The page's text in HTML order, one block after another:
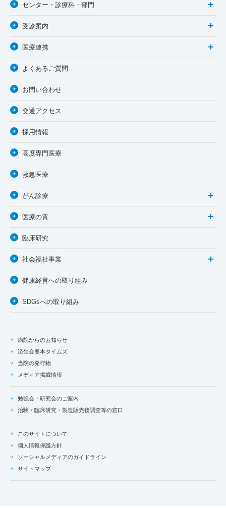
病院からのお知らせ
済生会熊本タイムズ
当院の発行物
メディア掲載情報
勉強会・研究会のご案内
治験・臨床研究・製造販売後調査等の窓口
このサイトについて
個人情報保護方針
ソーシャルメディアのガイドライン
サイトマップ
センター・診療科・部門
受診案内
医療連携
よくあるご質問
お問い合わせ
交通アクセス
採用情報
高度専門医療
救急医療
がん診療
医療の質
臨床研究
社会福祉事業
健康経営への取り組み
SDGsへの取り組み